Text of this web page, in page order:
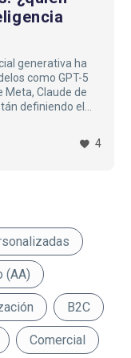
generativa ha
como GPT-5
Meta, Claude de
definiendo el
es el más
En este
4
(AA)
B2C
Comercial